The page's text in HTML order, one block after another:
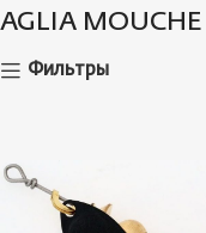
AGLIA MOUCHE
Фильтры